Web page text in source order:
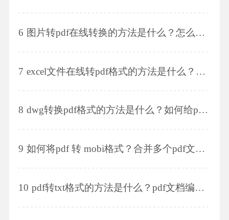
6 图片转pdf在线转换的方法是什么？怎么旋转pdf文件的方向？
7 excel文件在线转pdf格式的方法是什么？如何对pdf编辑软件进行汉化？
8 dwg转换pdf格式的方法是什么？如何给pdf文件加上水印？
9 如何将pdf 转 mobi格式？合并多个pdf文件的方法是什么？
10 pdf转txt格式的方法是什么？pdf文档编辑软件有什么功能？